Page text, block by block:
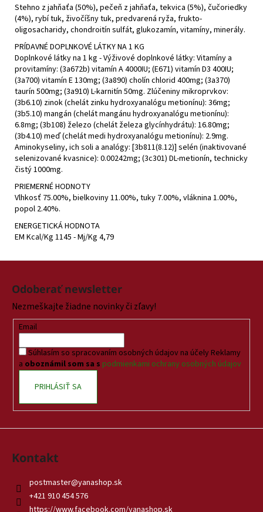
Stehno z jahňaťa (50%), pečeň z jahňaťa, tekvica (5%), čučoriedky
(4%), rybí tuk, živočíšny tuk, predvarená ryža, frukto-
oligosacharidy, chondroitín sulfát, glukozamín, vitamíny, minerály.
PRÍDAVNÉ DOPLNKOVÉ LÁTKY NA 1 KG
Doplnkové látky na 1 kg - Výživové doplnkové látky: Vitamíny a
provitamíny: (3a672b) vitamín A 4000IU; (E671) vitamín D3 400IU;
(3a700) vitamín E 130mg; (3a890) cholín chlorid 400mg; (3a370)
taurín 500mg; (3a910) L-karnitín 50mg. Zlúčeniny mikroprvkov:
(3b6.10) zinok (chelát zinku hydroxyanalógu metionínu): 36mg;
(3b5.10) mangán (chelát mangánu hydroxyanalógu metionínu):
6.8mg; (3b108) železo (chelát železa glycínhydrátu): 16.80mg;
(3b4.10) meď (chelát medi hydroxyanalógu metionínu): 2.9mg.
Aminokyseliny, ich soli a analógy: [3b811(8.12)] selén (inaktivované
selenizované kvasnice): 0.00242mg; (3c301) DL-metionín, technicky
čistý 1000mg.
PRIEMERNÉ HODNOTY
Vlhkosť 75.00%, bielkoviny 11.00%, tuky 7.00%, vláknina 1.00%,
popol 2.40%.
ENERGETICKÁ HODNOTA
EM Kcal/Kg 1145 - Mj/Kg 4,79
Z
Odoberať newsletter
Nezmeškajte žiadne novinky či zľavy!
Email
Súhlasím so spracovaním osobných údajov na účely Reklamy
a oboznámil som sa s podmienkami ochrany osobných údajov
PRIHLÁSIŤ SA
Kontakt
postmaster@yanashop.sk
+421 910 454 576
https://www.facebook.com/yanashop.sk